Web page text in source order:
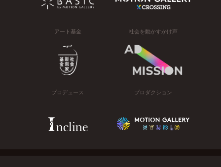
アート基金 社会を動かすかけ声
プロデュース プロダクション